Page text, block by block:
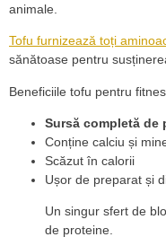
animale.
Tofu furnizează toți
sănătoase pentru
Beneficiile tofu pentru
Sursă completă de
Conține calciu și
Scăzut în calorii
Ușor de preparat și
Un singur sfert de
de proteine.